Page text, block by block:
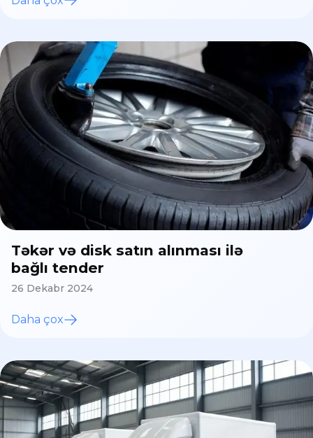
Təkər və disk satın alınması ilə
bağlı tender
26 Dekabr 2024
Daha çox